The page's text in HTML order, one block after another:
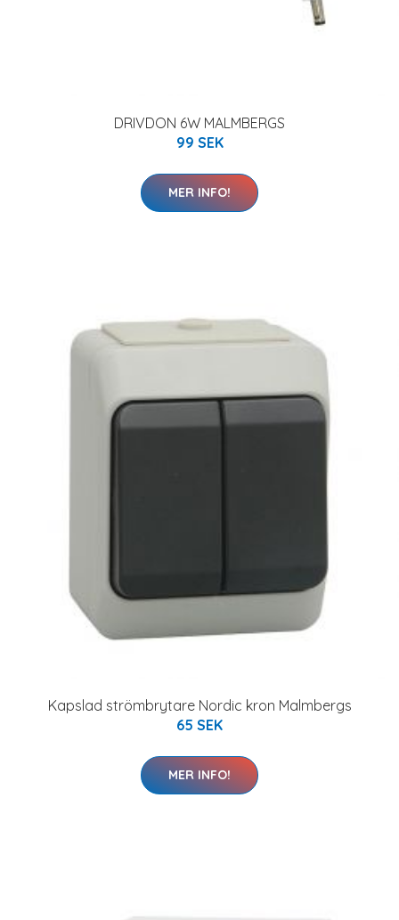
DRIVDON 6W MALMBERGS
99 SEK
MER INFO!
Kapslad strömbrytare Nordic kron Malmbergs
65 SEK
MER INFO!